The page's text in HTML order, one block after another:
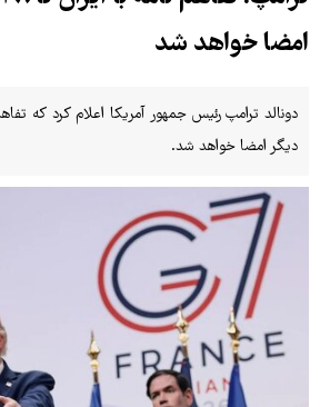
امضا خواهد شد
دیگر امضا خواهد شد.